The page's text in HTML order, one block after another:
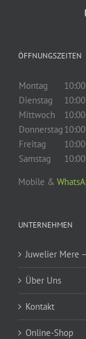
ÖFFNUNGSZEITEN
Montag
Dienstag
Mittwoch
Donnerstag
Freitag
Samstag
Mobile &
UNTERNEHMEN
Juwelier Mere
Über Uns
Kontakt
Online-Shop